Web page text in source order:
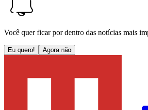
Você quer ficar por dentro das notícias mais
Eu quero! Agora não